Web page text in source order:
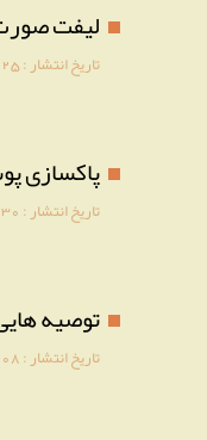
لیفت
تاریخ انتشار :
پاکسازی
تاریخ انتشار :
توصیه
تاریخ انتشار :